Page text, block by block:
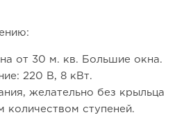
0 0
масштабированию собственной
от 30 м. кв. Большие окна.
220 В, 8 кВт.
желательно без крыльца
количеством ступеней.